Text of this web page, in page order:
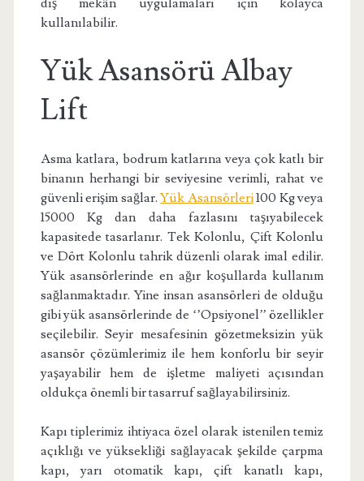
dış mekân uygulamaları için kolayca
kullanılabilir.
Yük Asansörü Albay
Lift
Asma katlara, bodrum katlarına veya çok katlı bir
binanın herhangi bir seviyesine verimli, rahat ve
güvenli erişim sağlar.Yük Asansörleri100 Kg veya
15000 Kg dan daha fazlasını taşıyabilecek
kapasitede tasarlanır. Tek Kolonlu, Çift Kolonlu
ve Dört Kolonlu tahrik düzenli olarak imal edilir.
Yük asansörlerinde en ağır koşullarda kullanım
sağlanmaktadır. Yine insan asansörleri de olduğu
gibi yük asansörlerinde de ‘’Opsiyonel’’ özellikler
seçilebilir. Seyir mesafesinin gözetmeksizin yük
asansör çözümlerimiz ile hem konforlu bir seyir
yaşayabilir hem de işletme maliyeti açısından
oldukça önemli bir tasarruf sağlayabilirsiniz.
Kapı tiplerimiz ihtiyaca özel olarak istenilen temiz
açıklığı ve yüksekliği sağlayacak şekilde çarpma
kapı, yarı otomatik kapı, çift kanatlı kapı,